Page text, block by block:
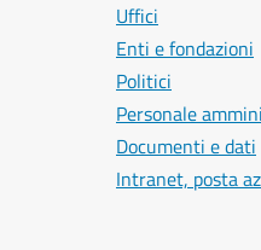
Uffici
Enti e fondazioni
Politici
Personale
Documenti e dati
Intranet, posta